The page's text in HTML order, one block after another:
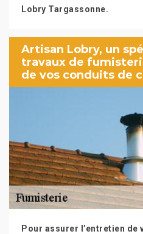
Lobry Targassonne.
Artisan Lobry, un
travaux de
de vos conduits de
Pour assurer l’entretien de